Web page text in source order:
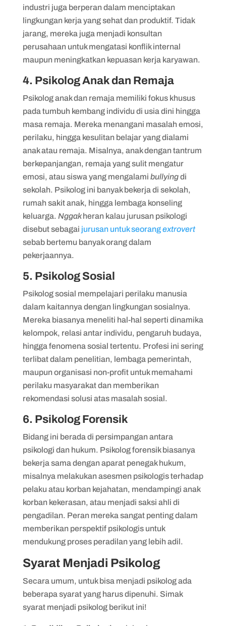
industri juga berperan dalam menciptakan
lingkungan kerja yang sehat dan produktif. Tidak
jarang, mereka juga menjadi konsultan
perusahaan untuk mengatasi konflik internal
maupun meningkatkan kepuasan kerja karyawan.
4. Psikolog Anak dan Remaja
Psikolog anak dan remaja memiliki fokus khusus
pada tumbuh kembang individu di usia dini hingga
masa remaja. Mereka menangani masalah emosi,
perilaku, hingga kesulitan belajar yang dialami
anak atau remaja. Misalnya, anak dengan tantrum
berkepanjangan, remaja yang sulit mengatur
emosi, atau siswa yang mengalami bullyingdi
sekolah. Psikolog ini banyak bekerja di sekolah,
rumah sakit anak, hingga lembaga konseling
keluarga. Nggakheran kalau jurusan psikologi
disebut sebagai jurusan untuk seorangextrovert
sebab bertemu banyak orang dalam
pekerjaannya.
5. Psikolog Sosial
Psikolog sosial mempelajari perilaku manusia
dalam kaitannya dengan lingkungan sosialnya.
Mereka biasanya meneliti hal-hal seperti dinamika
kelompok, relasi antar individu, pengaruh budaya,
hingga fenomena sosial tertentu. Profesi ini sering
terlibat dalam penelitian, lembaga pemerintah,
maupun organisasi non-profit untuk memahami
perilaku masyarakat dan memberikan
rekomendasi solusi atas masalah sosial.
6. Psikolog Forensik
Bidang ini berada di persimpangan antara
psikologi dan hukum. Psikolog forensik biasanya
bekerja sama dengan aparat penegak hukum,
misalnya melakukan asesmen psikologis terhadap
pelaku atau korban kejahatan, mendampingi anak
korban kekerasan, atau menjadi saksi ahli di
pengadilan. Peran mereka sangat penting dalam
memberikan perspektif psikologis untuk
mendukung proses peradilan yang lebih adil.
Syarat Menjadi Psikolog
Secara umum, untuk bisa menjadi psikolog ada
beberapa syarat yang harus dipenuhi. Simak
syarat menjadi psikolog berikut ini!